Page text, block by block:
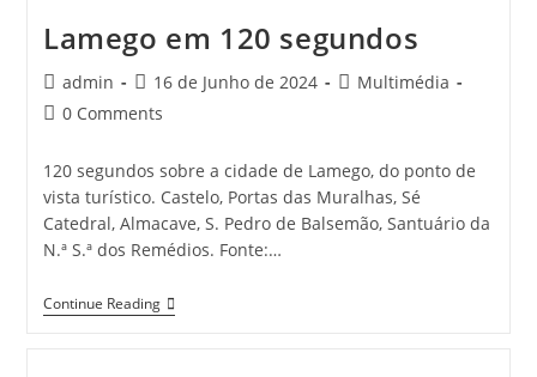
Lamego em 120 segundos
Post
author:
admin
Post
published:
16 de Junho de 2024
PostMultimédia
Post0 Comments
120 segundos sobre a cidade de Lamego, do ponto de
vista turístico. Castelo, Portas das Muralhas, Sé
Catedral, Almacave, S. Pedro de Balsemão, Santuário da
N.ª S.ª dos Remédios. Fonte:…
Continue ReadingLamego
Em